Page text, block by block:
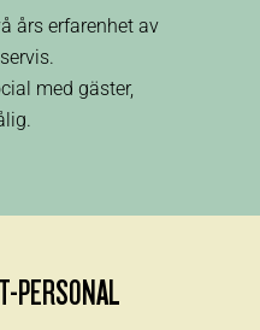
års erfarenhet av
med gäster,
PERSONAL